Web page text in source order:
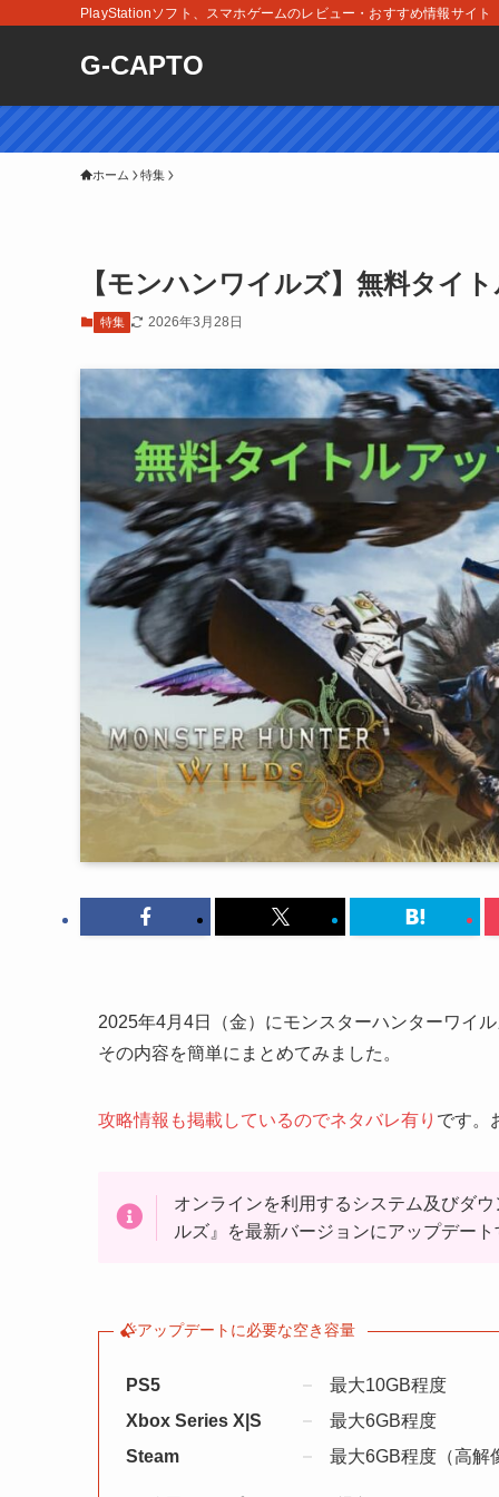
PlayStationソフト、スマホゲームのレビュー・おすすめ情報サイト
G-CAPTO
ホーム 特集
【モンハンワイルズ】無料タイ
特集 2026年3月28日
2025年4月4日（金）にモンスターハンターワイ
その内容を簡単にまとめてみました。
攻略情報も掲載しているのでネタバレ有り です。
オンラインを利用するシステム及びダ
ルズ』を最新バージョンにアップデート
アップデートに必要な空き容量
PS5
最大10GB程度
Xbox Series X|S
最大6GB程度
Steam
最大6GB程度（高解